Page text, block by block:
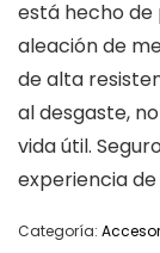
está hecho
aleación de
de alta
al desgaste,
vida útil.
experiencia de
Categoría: